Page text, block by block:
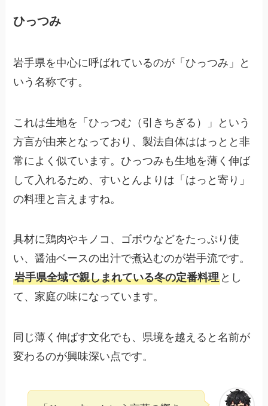
ひっつみ
岩手県を中心に呼ばれているのが「ひっつみ」と
いう名称です。
これは生地を「ひっつむ（引きちぎる）」という
方言が由来となっており、製法自体ははっとと非
常によく似ています。ひっつみも生地を薄く伸ば
して入れるため、すいとんよりは「はっと寄り」
の料理と言えますね。
具材に鶏肉やキノコ、ゴボウなどをたっぷり使
い、醤油ベースの出汁で煮込むのが岩手流です。
岩手県全域で親しまれている冬の定番料理 とし
て、家庭の味になっています。
同じ薄く伸ばす文化でも、県境を越えると名前が
変わるのが興味深い点です。